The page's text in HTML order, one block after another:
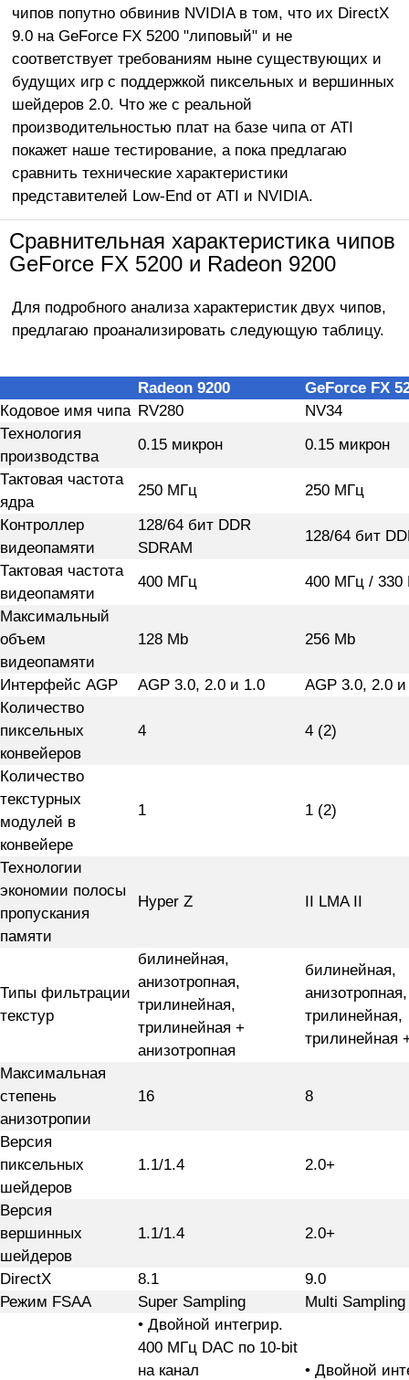
чипов попутно обвинив NVIDIA в том, что их DirectX
9.0 на GeForce FX 5200 "липовый" и не
соответствует требованиям ныне существующих и
будущих игр с поддержкой пиксельных и вершинных
шейдеров 2.0. Что же с реальной
производительностью плат на базе чипа от ATI
покажет наше тестирование, а пока предлагаю
сравнить технические характеристики
представителей Low-End от ATI и NVIDIA.
Сравнительная характеристика чипов
GeForce FX 5200 и Radeon 9200
Для подробного анализа характеристик двух чипов,
предлагаю проанализировать следующую таблицу.
Radeon 9200
GeForce FX
Кодовое имя чипа RV280
NV34
Технология
производства
0.15 микрон
0.15 микрон
Тактовая частота
ядра
250 МГц
250 МГц
Контроллер
видеопамяти
128/64 бит DDR
SDRAM
128/64 бит
Тактовая частота
видеопамяти
400 МГц
400 МГц / 330
Максимальный
объем
видеопамяти
128 Mb 256 Мb
Интерфейс AGP AGP 3.0, 2.0 и 1.0
AGP 3.0, 2.0
Количество
пиксельных
конвейеров
4 4 (2)
Количество
текстурных
модулей в
конвейере
1 1 (2)
Технологии
экономии полосы
пропускания
памяти
Hyper Z II LMA II
Типы фильтрации
текстур
билинейная,
анизотропная,
трилинейная,
трилинейная +
анизотропная
билинейная,
анизотропная,
трилинейная,
трилинейная
Максимальная
степень
анизотропии
16 8
Версия
пиксельных
шейдеров
1.1/1.4 2.0+
Версия
вершинных
шейдеров
1.1/1.4 2.0+
DirectX 8.1
9.0
Режим FSAA
Super Sampling Multi Sampling
• Двойной интегрир.
400 МГц DAC по 10-bit
на канал
• Двойной